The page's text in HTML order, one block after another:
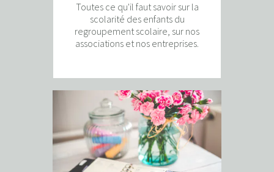
Toutes ce qu'il faut savoir sur la
scolarité des enfants du
regroupement scolaire, sur nos
associations et nos entreprises.